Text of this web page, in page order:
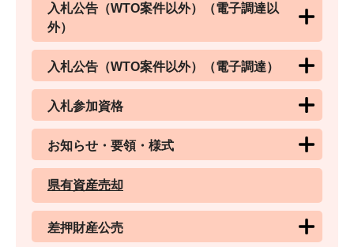
入札公告（WTO案件以外）（電子調達以
外）
入札公告（WTO案件以外）（電子調達）
入札参加資格
お知らせ・要領・様式
県有資産売却
差押財産公売